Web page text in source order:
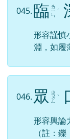
045.臨 ㄌ
ㄧ
ㄣ
ˊ
形容謹慎
淵，如履
046. 眾 ㄓ
ㄨ
ㄥ
ˋ
形容輿論
（註：